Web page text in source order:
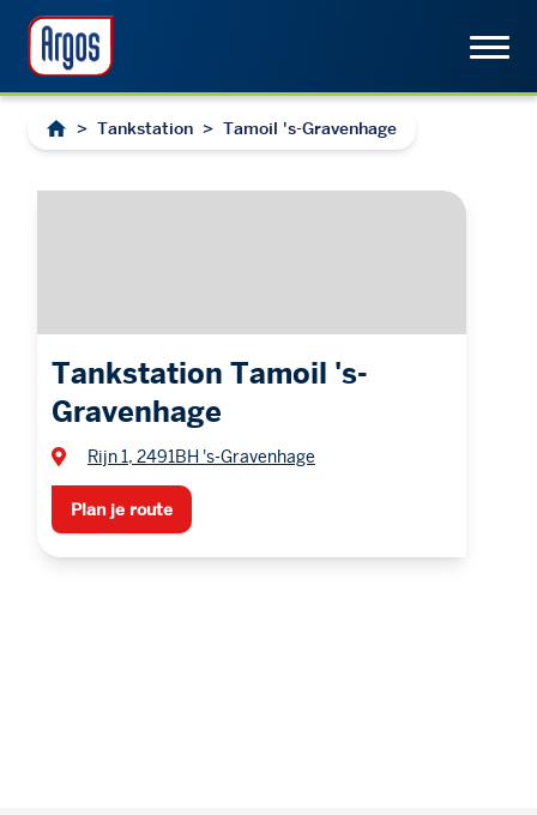
> Tankstation > Tamoil 's-Gravenhage
Tankstation Tamoil 's-
Gravenhage
Rijn 1, 2491BH 's-Gravenhage
Plan je route